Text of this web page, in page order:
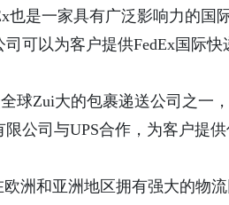
也是一家具有广泛影响力的
可以为客户提供FedEx国际
球Zui大的包裹递送公司之
公司与UPS合作，为客户提
洲和亚洲地区拥有强大的物